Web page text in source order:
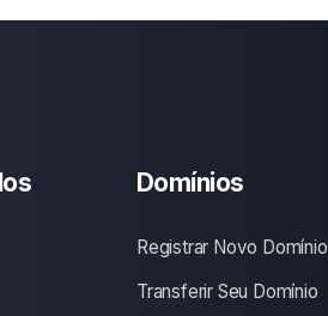
Domínios
Registrar Novo Domínio
Transferir Seu Domínio